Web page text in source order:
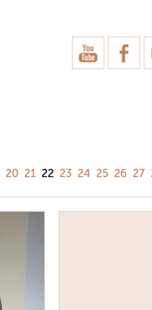
20 21 22 23 24 25 26 27